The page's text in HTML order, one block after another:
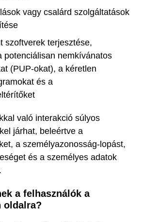
vagy csalárd szolgáltatások
szoftverek terjesztése,
potenciálisan nemkívánatos
(PUP-okat), a kéretlen
és a
való interakció súlyos
járhat, beleértve a
a személyazonosság-lopást,
és a személyes adatok
a felhasználók a
oldalra?